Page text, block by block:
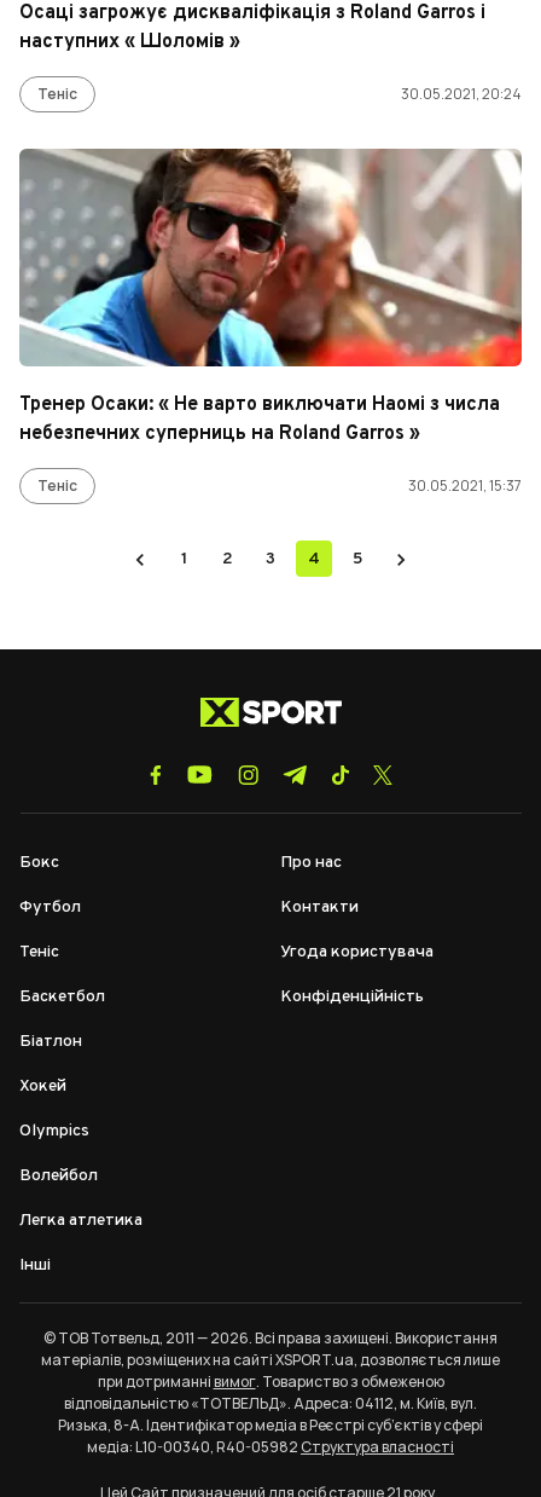
Осаці загрожує дискваліфікація з Roland Garros і
наступних « Шоломів »
Теніс 30.05.2021, 20:24
Тренер Осаки: « Не варто виключати Наомі з числа
небезпечних суперниць на Roland Garros »
Теніс 30.05.2021, 15:37
1 2 3 4 5
Бокс
Футбол
Теніс
Баскетбол
Біатлон
Хокей
Olympics
Волейбол
Легка атлетика
Інші
Про нас
Контакти
Угода користувача
Конфіденційність
© ТОВ Тотвельд, 2011 — 2026. Всі права захищені. Використання
матеріалів, розміщених на сайті XSPORT.ua, дозволяється лише
при дотриманнівимог. Товариство з обмеженою
відповідальністю «ТОТВЕЛЬД». Адреса: 04112, м. Київ, вул.
Ризька, 8-А. Ідентифікатор медіа в Реєстрі суб’єктів у сфері
медіа: L10-00340, R40-05982Структура власності
Цей Сайт призначений для осіб старше 21 року.